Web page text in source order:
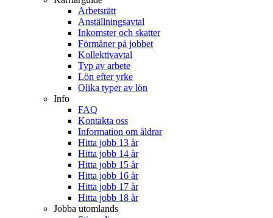
Arbetsrätt
Anställningsavtal
Inkomster och skatter
Förmåner på jobbet
Kollektivavtal
Typ av arbete
Lön efter yrke
Olika typer av lön
Info
FAQ
Kontakta oss
Information om åldrar
Hitta jobb 13 år
Hitta jobb 14 år
Hitta jobb 15 år
Hitta jobb 16 år
Hitta jobb 17 år
Hitta jobb 18 år
Jobba utomlands